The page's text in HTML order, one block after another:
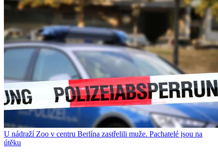
U nádraží Zoo v centru Berlína zastřelili muže. Pachatelé jsou na
útěku